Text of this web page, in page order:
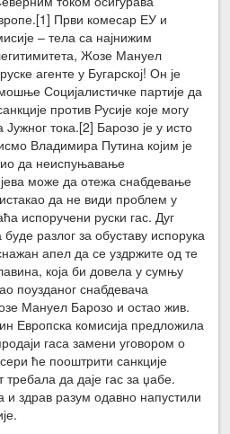
Први комесар ЕУ и
– тела са најнижим
Жозе Мануел
агенте у Бугарској! Он је
Социјалистичке партије да
против Русије које могу
тока.[2] Барозо је у исто
Владимира Путина којим је
да неиспуњавање
може да отежа снабдевање
да не види проблем у
испоручени руски гас. Дуг
разлог за обуставу испорука
апел да се уздржите од те
која би довела у сумњу
поузданог снабдевача
Мануел Барозо и остао жив.
Европска комисија предложила
гаса замени уговором о
ће пооштрити санкције
требала да даје гас за џабе.
и здрав разум одавно напустили